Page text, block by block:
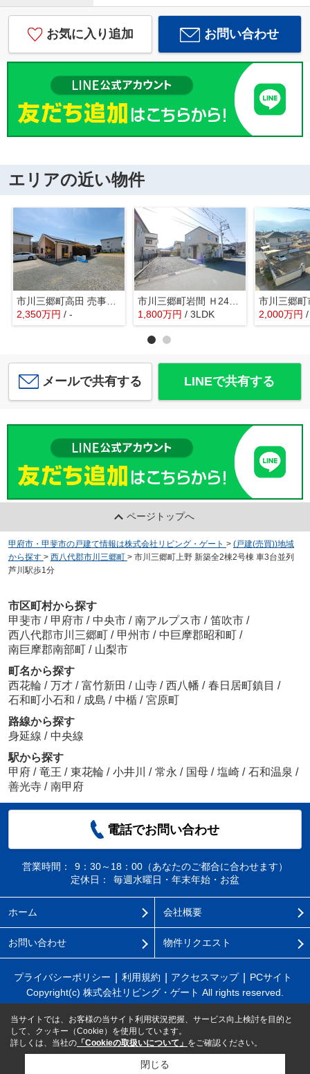
お気に入り追加 お問い合わせ
エリアの近い物件
市川三郷町高田 売事務所・店舗 敷地293坪・平成16年築
2,350万円 / -
市川三郷町岩間 Ｈ24年築セキスイハイム施工の中古戸建 車6
1,800万円 / 3LDK 2,000万円
メールで共有する LINEで共有する
ページトップへ
甲府市・甲斐市の戸建て情報は株式会社リビング・ゲート > (戸建(売買))地域
から探す > 西八代郡市川三郷町 > 市川三郷町上野 新築全2棟2号棟 車3台並列
芦川駅歩1分
市区町村から探す
甲斐市 / 甲府市 / 中央市 / 南アルプス市 / 笛吹市 /
西八代郡市川三郷町 / 甲州市 / 中巨摩郡昭和町 /
南巨摩郡南部町 / 山梨市
町名から探す
西花輪 / 万才 / 富竹新田 / 山寺 / 西八幡 / 春日居町鎮目 /
石和町小石和 / 成島 / 中楯 / 宮原町
路線から探す
身延線 / 中央線
駅から探す
甲府 / 竜王 / 東花輪 / 小井川 / 常永 / 国母 / 塩崎 / 石和温泉 /
善光寺 / 南甲府
電話でお問い合わせ
営業時間：
9：30～18：00（あなたのご都合に合わせます）
定休日：
毎週水曜日・年末年始・お盆
ホーム 会社概要
お問い合わせ 物件リクエスト
プライバシーポリシー 利用規約 アクセスマップ
PCサイト
Copyright(c) 株式会社リビング・ゲート All rights reserved.
当サイトでは、お客様の当サイト利用状況把握、サービス向上検討を目的と
して、クッキー（Cookie）を使用しています。
詳しくは、当社の 「Cookieの取扱いについて」 をご確認ください。
閉じる